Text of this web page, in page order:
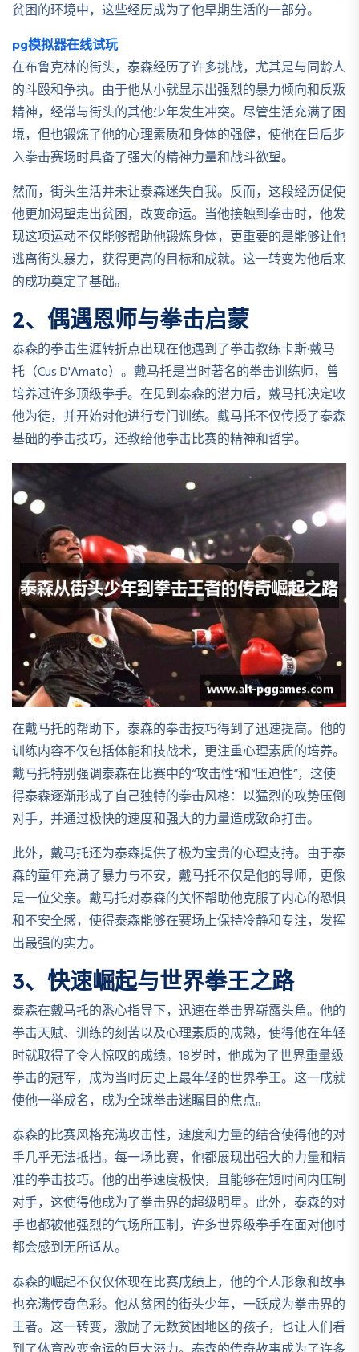
贫困的环境中，这些经历成为了他早期生活的一部分。
pg模拟器在线试玩
在布鲁克林的街头，泰森经历了许多挑战，尤其是与同龄人
的斗殴和争执。由于他从小就显示出强烈的暴力倾向和反叛
精神，经常与街头的其他少年发生冲突。尽管生活充满了困
境，但也锻炼了他的心理素质和身体的强健，使他在日后步
入拳击赛场时具备了强大的精神力量和战斗欲望。
然而，街头生活并未让泰森迷失自我。反而，这段经历促使
他更加渴望走出贫困，改变命运。当他接触到拳击时，他发
现这项运动不仅能够帮助他锻炼身体，更重要的是能够让他
逃离街头暴力，获得更高的目标和成就。这一转变为他后来
的成功奠定了基础。
2、偶遇恩师与拳击启蒙
泰森的拳击生涯转折点出现在他遇到了拳击教练卡斯·戴马
托（Cus D'Amato）。戴马托是当时著名的拳击训练师，曾
培养过许多顶级拳手。在见到泰森的潜力后，戴马托决定收
他为徒，并开始对他进行专门训练。戴马托不仅传授了泰森
基础的拳击技巧，还教给他拳击比赛的精神和哲学。
在戴马托的帮助下，泰森的拳击技巧得到了迅速提高。他的
训练内容不仅包括体能和技战术，更注重心理素质的培养。
戴马托特别强调泰森在比赛中的“攻击性”和“压迫性”，这使
得泰森逐渐形成了自己独特的拳击风格：以猛烈的攻势压倒
对手，并通过极快的速度和强大的力量造成致命打击。
此外，戴马托还为泰森提供了极为宝贵的心理支持。由于泰
森的童年充满了暴力与不安，戴马托不仅是他的导师，更像
是一位父亲。戴马托对泰森的关怀帮助他克服了内心的恐惧
和不安全感，使得泰森能够在赛场上保持冷静和专注，发挥
出最强的实力。
3、快速崛起与世界拳王之路
泰森在戴马托的悉心指导下，迅速在拳击界崭露头角。他的
拳击天赋、训练的刻苦以及心理素质的成熟，使得他在年轻
时就取得了令人惊叹的成绩。18岁时，他成为了世界重量级
拳击的冠军，成为当时历史上最年轻的世界拳王。这一成就
使他一举成名，成为全球拳击迷瞩目的焦点。
泰森的比赛风格充满攻击性，速度和力量的结合使得他的对
手几乎无法抵挡。每一场比赛，他都展现出强大的力量和精
准的拳击技巧。他的出拳速度极快，且能够在短时间内压制
对手，这使得他成为了拳击界的超级明星。此外，泰森的对
手也都被他强烈的气场所压制，许多世界级拳手在面对他时
都会感到无所适从。
泰森的崛起不仅仅体现在比赛成绩上，他的个人形象和故事
也充满传奇色彩。他从贫困的街头少年，一跃成为拳击界的
王者。这一转变，激励了无数贫困地区的孩子，也让人们看